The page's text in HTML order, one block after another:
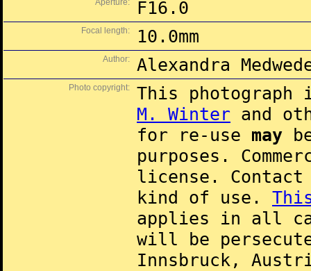
Aperture: F16.0
Focal length: 10.0mm
Author: Alexandra
Photo copyright:
This
M. Winter and
for re-use may
purposes.
license.
kind of use.
applies in all
will be
Innsbruck,